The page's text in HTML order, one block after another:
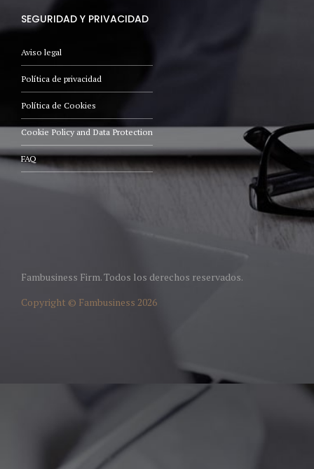
SEGURIDAD Y PRIVACIDAD
Aviso legal
Política de privacidad
Política de Cookies
Cookie Policy and Data Protection
FAQ
Fambusiness Firm. Todos los derechos reservados.
Copyright © Fambusiness 2026